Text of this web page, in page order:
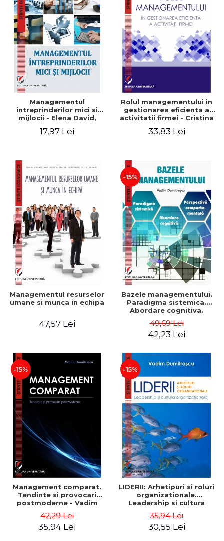
Managementul
intreprinderilor mici si
mijlocii - Elena David,
Roxana Carmen Ionescu,
17,97 Lei
Rolul managementului in
gestionarea eficienta a
activitatii firmei - Cristina
Gabriel Nastase, Mihaela-
33,83 Lei
Managementul resurselor
umane si munca in echipa
47,57 Lei
-15%
Bazele managementului.
Paradigma sistemica.
Abordare cognitiva.
comportamentala - Vadim
Dumitrascu
49,69 Lei
42,23 Lei
-15%
Management comparat.
Tendinte si provocari
postmoderne - Vadim
42,29 Lei
35,94 Lei
-15%
LIDERII: Arhetipuri si roluri
organizationale.
Leadership si cultura
Dumitrascu
35,94 Lei
30,55 Lei